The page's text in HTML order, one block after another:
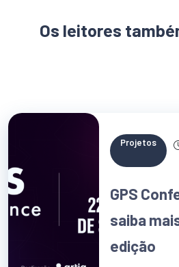
Os leitores
Projetos
GPS
saiba
edição